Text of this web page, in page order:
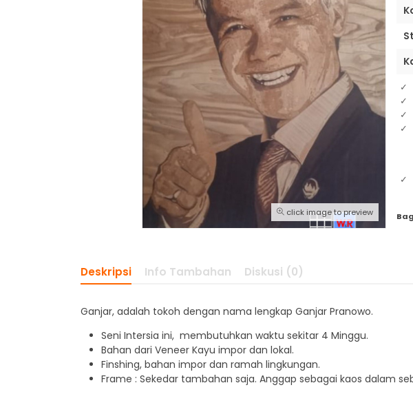
click image to preview
Deskripsi Info Tambahan Diskusi (0)
Ganjar, adalah tokoh dengan nama lengkap Ganjar Pranowo.
Seni Intersia ini, membutuhkan waktu sekitar 4 Minggu.
Bahan dari Veneer Kayu impor dan lokal.
Finshing, bahan impor dan ramah lingkungan.
Frame : Sekedar tambahan saja. Anggap sebagai kaos dalam